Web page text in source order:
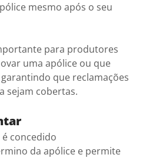
mesmo após o seu
para produtores
uma apólice ou que
que reclamações
sejam cobertas.
concedido
da apólice e permite